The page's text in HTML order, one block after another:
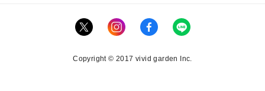
Copyright © 2017 vivid garden Inc.